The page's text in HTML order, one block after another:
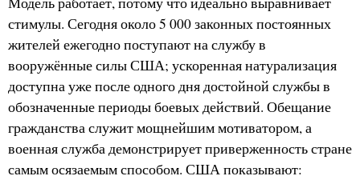
стимулы. Сегодня около 5 000 законных постоянных
жителей ежегодно поступают на службу в
вооружённые силы США; ускоренная натурализация
доступна уже после одного дня достойной службы в
обозначенные периоды боевых действий. Обещание
гражданства служит мощнейшим мотиватором, а
военная служба демонстрирует приверженность стране
самым осязаемым способом. США показывают: